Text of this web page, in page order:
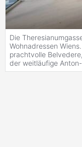
Die
Wohnadressen
prachtvolle
der weitläufige